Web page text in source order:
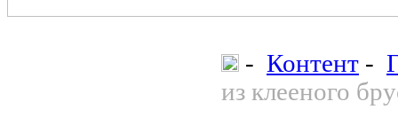
- Контент -
из клееного